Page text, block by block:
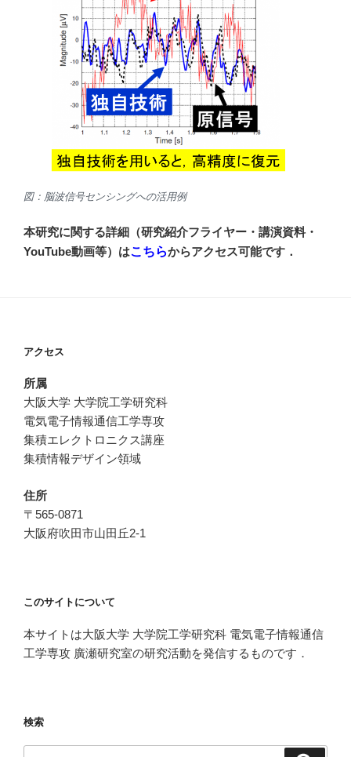
図：脳波信号センシングへの活用例
本研究に関する詳細（研究紹介フライヤー・講演資料・
YouTube動画等）はこちらからアクセス可能です．
アクセス
所属
大阪大学 大学院工学研究科
電気電子情報通信工学専攻
集積エレクトロニクス講座
集積情報デザイン領域
住所
〒565-0871
大阪府吹田市山田丘2-1
このサイトについて
本サイトは大阪大学 大学院工学研究科 電気電子情報通信
工学専攻 廣瀬研究室の研究活動を発信するものです．
検索